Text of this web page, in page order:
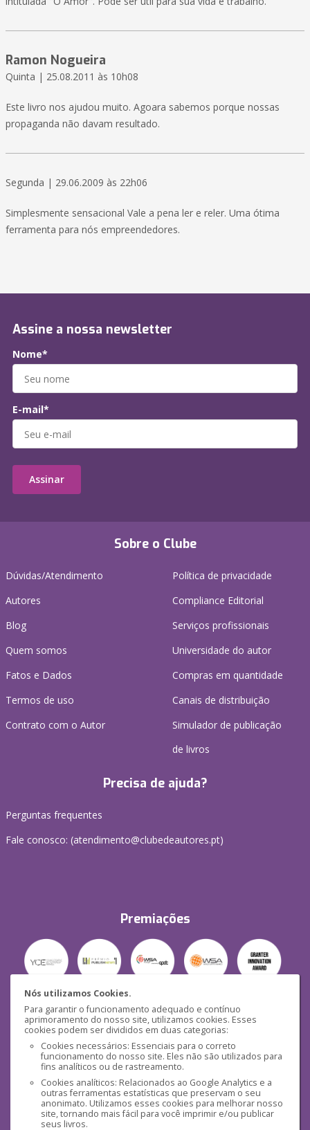
Nós utilizamos Cookies.
Para garantir o funcionamento adequado e contínuo
aprimoramento do nosso site, utilizamos cookies. Esses
cookies podem ser divididos em duas categorias:
Cookies necessários: Essenciais para o correto
funcionamento do nosso site. Eles não são utilizados para
fins analíticos ou de rastreamento.
Cookies analíticos: Relacionados ao Google Analytics e a
outras ferramentas estatísticas que preservam o seu
anonimato. Utilizamos esses cookies para melhorar nosso
site, tornando mais fácil para você imprimir e/ou publicar
seus livros.
Ramon Nogueira
Quinta | 25.08.2011 às 10h08
Este livro nos ajudou muito. Agoara sabemos porque nossas
propaganda não davam resultado.
Segunda | 29.06.2009 às 22h06
Simplesmente sensacional Vale a pena ler e reler. Uma ótima
ferramenta para nós empreendedores.
Sobre o Clube
Dúvidas/Atendimento
Autores
Blog
Quem somos
Fatos e Dados
Termos de uso
Contrato com o Autor
Política de privacidade
Compliance Editorial
Serviços profissionais
Universidade do autor
Compras em quantidade
Canais de distribuição
Simulador de publicação
de livros
Precisa de ajuda?
Perguntas frequentes
Fale conosco: (atendimento@clubedeautores.pt)
Premiações
Segurança
Mídias Sociais
Assine a nossa newsletter
Nome*
E-mail*
Assinar